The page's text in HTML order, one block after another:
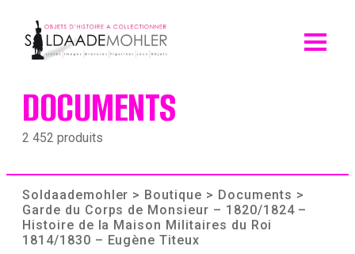
content
DOCUMENTS
2 452 produits
Soldaademohler > Boutique > Documents >
Garde du Corps de Monsieur – 1820/1824 –
Histoire de la Maison Militaires du Roi
1814/1830 – Eugène Titeux